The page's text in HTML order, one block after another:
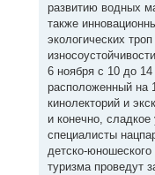
развитию водных
также
экологических
6 ноября с 10 до
расположенный на
кинолекторий и
и конечно,
специалисты
детско-юношеского
туризма проведут